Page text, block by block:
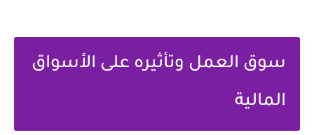
سوق العمل وتأثيره على الأسواق
المالية